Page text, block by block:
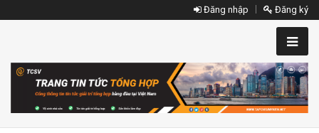
Đăng nhập Đăng ký